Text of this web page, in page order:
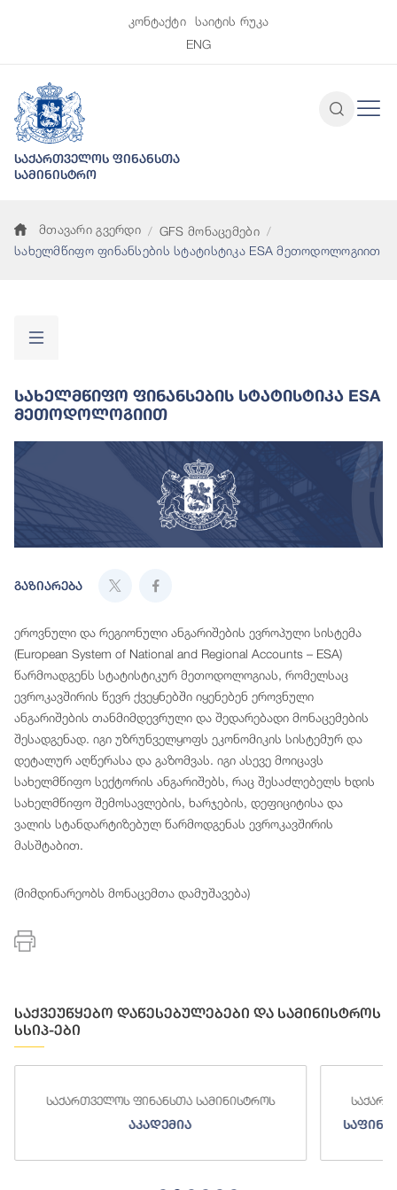
კონტაქტი
საიტის რუკა
ENG
საქართველოს ფინანსთა
სამინისტრო
მთავარი გვერდი
GFS მონაცემები
სახელმწიფო ფინანსების სტატისტიკა ESA მეთოდოლოგიით
Სახელმწიფო Ფინანსების Სტატისტიკა ESA
Მეთოდოლოგიით
გაზიარება
ეროვნული და რეგიონული ანგარიშების ევროპული სისტემა
(European System of National and Regional Accounts – ESA)
წარმოადგენს სტატისტიკურ მეთოდოლოგიას, რომელსაც
ევროკავშირის წევრ ქვეყნებში იყენებენ ეროვნული
ანგარიშების თანმიმდევრული და შედარებადი მონაცემების
შესადგენად. იგი უზრუნველყოფს ეკონომიკის სისტემურ და
დეტალურ აღწერასა და გაზომვას. იგი ასევე მოიცავს
სახელმწიფო სექტორის ანგარიშებს, რაც შესაძლებელს ხდის
სახელმწიფო შემოსავლების, ხარჯების, დეფიციტისა და
ვალის სტანდარტიზებულ წარმოდგენას ევროკავშირის
მასშტაბით.
(მიმდინარეობს მონაცემთა დამუშავება)
საქვეუწყებო დაწესებულებები და სამინისტროს
სსიპ-ები
საქართველოს ფინანსთა სამინისტროს
აკადემია